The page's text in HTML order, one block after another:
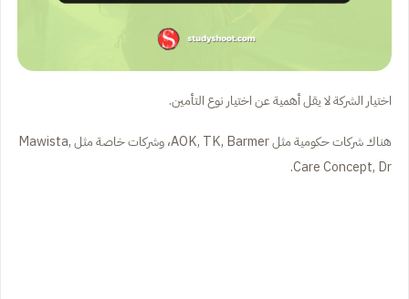
اختيار الشركة لا يقل أهمية عن اختيار نوع التأمين.
هناك شركات حكومية مثل AOK, TK, Barmer، وشركات خاصة مثل Mawista,
Care Concept, Dr.